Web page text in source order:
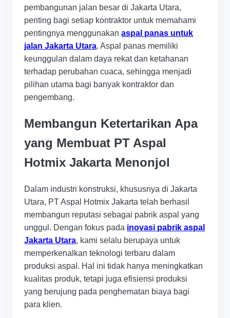
pembangunan jalan besar di Jakarta Utara,
penting bagi setiap kontraktor untuk memahami
pentingnya menggunakanaspal panas untuk
jalan Jakarta Utara. Aspal panas memiliki
keunggulan dalam daya rekat dan ketahanan
terhadap perubahan cuaca, sehingga menjadi
pilihan utama bagi banyak kontraktor dan
pengembang.
Membangun Ketertarikan Apa
yang Membuat PT Aspal
Hotmix Jakarta Menonjol
Dalam industri konstruksi, khususnya di Jakarta
Utara, PT Aspal Hotmix Jakarta telah berhasil
membangun reputasi sebagai pabrik aspal yang
unggul. Dengan fokus pada inovasi pabrik aspal
Jakarta Utara, kami selalu berupaya untuk
memperkenalkan teknologi terbaru dalam
produksi aspal. Hal ini tidak hanya meningkatkan
kualitas produk, tetapi juga efisiensi produksi
yang berujung pada penghematan biaya bagi
para klien.